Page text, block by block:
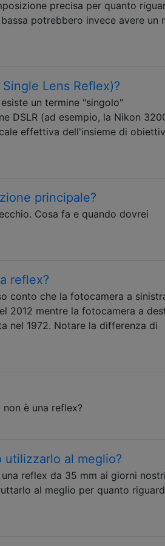
precisa per quanto
potrebbero invece avere un
Lens Reflex)?
un termine "singolo"
DSLR (ad esempio, la Nikon
effettiva dell'insieme di
principale?
Cosa fa e quando dovrei
reflex?
conto che la fotocamera a
2012 mentre la fotocamera a
nel 1972. Notare la differenza di
è una reflex?
al meglio?
reflex da 35 mm ai giorni
al meglio per quanto